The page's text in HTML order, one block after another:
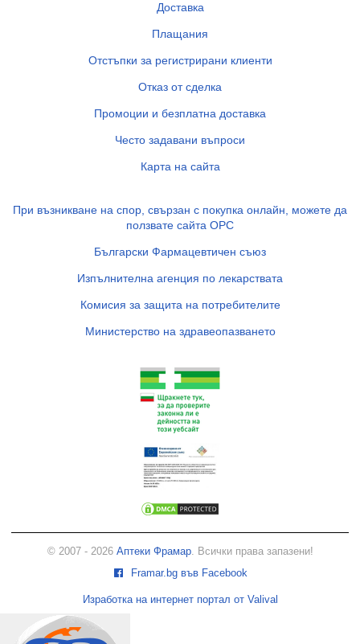
Доставка
Плащания
Отстъпки за регистрирани клиенти
Отказ от сделка
Промоции и безплатна доставка
Често задавани въпроси
Карта на сайта
При възникване на спор, свързан с покупка онлайн, можете да
ползвате сайта ОРС
Български Фармацевтичен съюз
Изпълнителна агенция по лекарствата
Комисия за защита на потребителите
Министерство на здравеопазването
© 2007 - 2026 Аптеки Фрамар. Всички права запазени!
Framar.bg във Facebook
Изработка на интернет портал от Valival